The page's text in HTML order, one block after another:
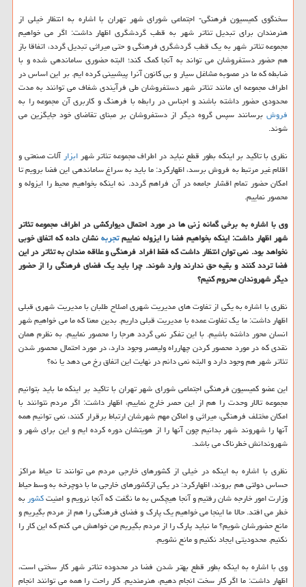
سخنگوی كمیسیون فرهنگی- اجتماعی شورای شهر تهران با اشاره به انتظار خیلی از
هنرمندان برای تبدیل تئاتر شهر به قطب گردشگری اظهار داشت: اگر می خواهیم
مجموعه تئاتر شهر به یك قطب گردشگری فرهنگی و حتی میراثی تبدیل گردد، اتفاقا باز
هم حضور دستفروشان می تواند به آنجا كمك كند؛ البته حضوری ساماندهی شده و با
ضابطه كه ما در مصوبه مشاغل سیار و بی كانون آنرا پیشبینی كرده ایم. بر این اساس در
اطراف مجموعه ای مانند تئاتر شهر دستفروشان طی فرآیندی شفاف می توانند به مدت
محدودی حضور داشته باشند و اجناس در رابطه با فرهنگ و كاربری آن مجموعه را به
فروش برسانند سپس گروه دیگر از دستفروشان بر مبنای تقاضای خود جایگزین می
شوند.
نظری با تاكید بر اینكه بطور قطع نباید در اطراف مجموعه تئاتر شهرابزارآلات صنعتی و
اقلام غیر مرتبط به فروش برسد، اظهاركرد: ما باید به سراغ ساماندهی این فضا برویم تا
امكان حضور تمام اقشار جامعه در آن فراهم گردد. نه اینكه بخواهیم محیط را ایزوله و
محصور نماییم.
وی با اشاره به برخی گمانه زنی ها در مورد احتمال دیواركشی در اطراف مجموعه تئاتر
شهر اظهار داشت: اینكه بخواهیم فضا را ایزوله نماییمتجربهنشان داده كه اتفاق خوبی
نخواهد بود. نمی توان انتظار داشت كه فقط افراد فرهنگی و علاقه مندان به تئاتر در این
فضا تردد كنند و بقیه حق ندارند وارد شوند. چرا باید یك فضای فرهنگی را از حضور
دیگر شهروندان محروم كنیم؟
نظری با اشاره به یكی از تفاوت های مدیریت شهری اصلاح طلبان با مدیریت شهری قبلی
اظهار داشت: ما یك تفاوت عمده با مدیریت قبلی داریم. بدین معنا كه ما می خواهیم شهر
انسان محور داشته باشیم. با این تفكر نمی گردد هرجا را محصور نماییم. به نظرم همان
نقدی كه در مورد محصور كردن چهارراه ولیعصر وجود دارد، در مورد احتمال محصور شدن
تئاتر شهر هم وجود دارد و البته نمی دانم در نهایت این اتفاق رخ می دهد یا نه؟
این عضو كمیسیون فرهنگی اجتماعی شورای شهر تهران با تاكید بر اینكه ما باید بتوانیم
مجموعه تالار وحدت را هم از این حصر خارج نماییم، اظهار داشت: اگر مردم نتوانند با
امكان مختلف فرهنگی، میراثی و اماكن مهم شهرشان ارتباط برقرار كنند، نمی توانیم همه
آنها را شهروند شهر بدانیم چون آنها را از هویتشان دوره كرده ایم و این برای شهر و
شهروندانش خطرناك می باشد.
نظری با اشاره به اینكه در خیلی از كشورهای خارجی مردم می توانند تا حیاط مراكز
حساس دولتی هم بروند، اظهاركرد: در یكی ازكشورهای خارجی ما با دوچرخه به وسط حیاط
وزارت امور خارجه شان رفتیم و آنجا هیچكس به ما نگفت كه آنجا نرویم و امنیتكشوربه
خطر می افتد. حالا ما اینجا می خواهیم یك پارك و فضای فرهنگی را هم از مردم بگیریم و
مانع حضورشان شویم؟ ما نباید پارك را از مردم بگیریم من خواهش می كنم كه این كار را
نكنیم. محدودیتی ایجاد نكنیم و مانع نشویم.
وی با اشاره به اینكه بطور قطع بهتر شدن فضا در محدوده تئاتر شهر كار سختی است،
اظهار داشت: ما اگر كار سخت انجام دهیم، هنرمندیم. كار راحت را همه می توانند انجام